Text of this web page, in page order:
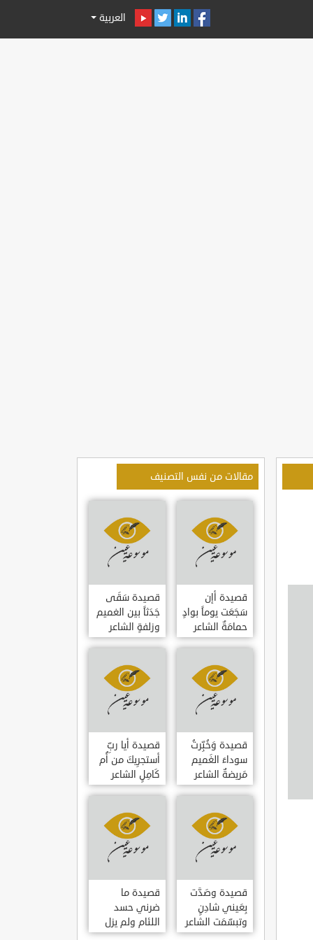
العربية
مقالات من نفس التصنيف
قصيدة أإن
سَجَعَت يوماً بوادٍ
حمامَةٌ الشاعر
العوام بن عقبة
قصيدة سَقَى
جَدَثاً بين الغميم
وزلفةٍ الشاعر
العوام بن عقبة
قصيدة وَخُبِّرتُ
سوداءَ الغَميم
مَريضةٌ الشاعر
العوام بن عقبة
قصيدة أيا ربِّ
أستجرِيكَ من أُم
كَامِلٍ الشاعر
العوام بن عقبة
قصيدة وصَدَّت
بِعَيني شادِنٍ
وتبسّمَت الشاعر
العوام بن عقبة
قصيدة ما
ضرني حسد
اللئام ولم يزل
الشاعر عمارة بن